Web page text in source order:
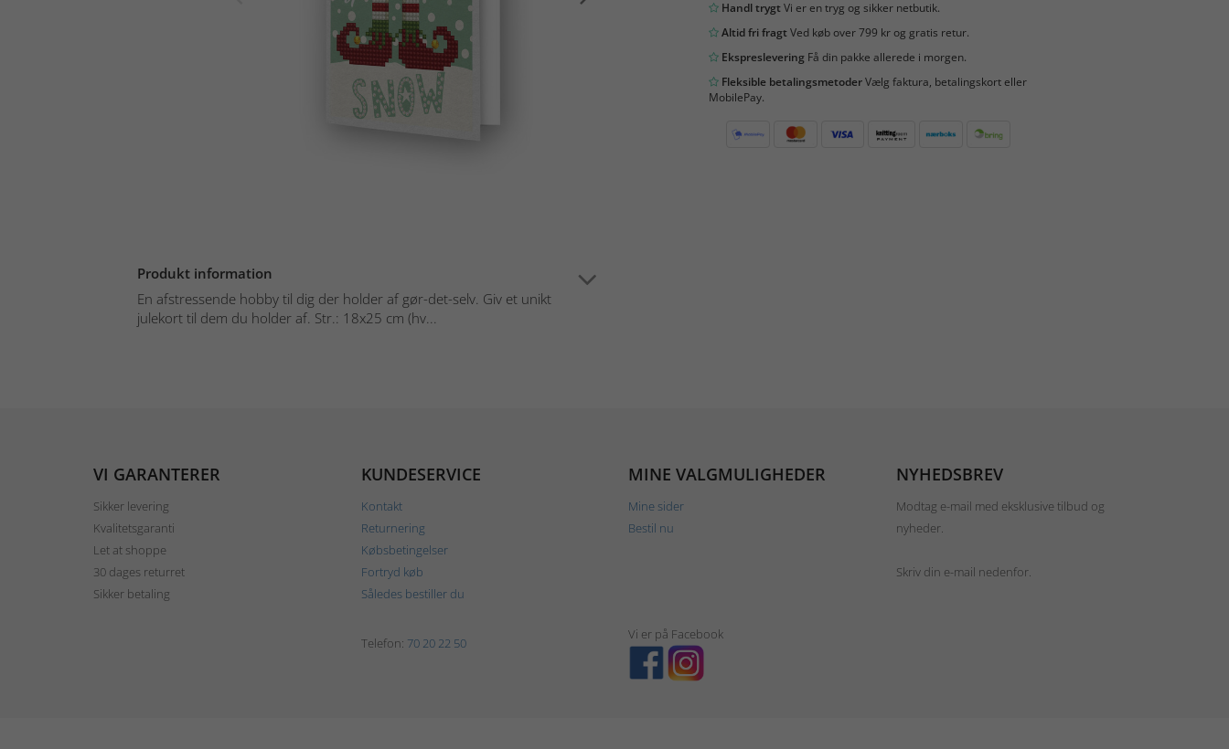
Produkt information
En afstressende hobby til dig der holder af gør-det-selv. Giv et unikt
julekort til dem du holder af. Str.: 18x25 cm (hv...
Handl trygtVi er en tryg og sikker netbutik.
Altid fri fragtVed køb over 799 kr og gratis retur.
EkspresleveringFå din pakke allerede i morgen.
Fleksible betalingsmetoderVælg faktura, betalingskort eller
MobilePay.
VI GARANTERER
Sikker levering
Kvalitetsgaranti
Let at shoppe
30 dages returret
Sikker betaling
KUNDESERVICE
Kontakt
Returnering
Købsbetingelser
Fortryd køb
Således bestiller du
MINE VALGMULIGHEDER
Mine sider
Bestil nu
NYHEDSBREV
Modtag e-mail med eksklusive tilbud og
nyheder.
Skriv din e-mail nedenfor.
Telefon: 70 20 22 50
Vi er på Facebook